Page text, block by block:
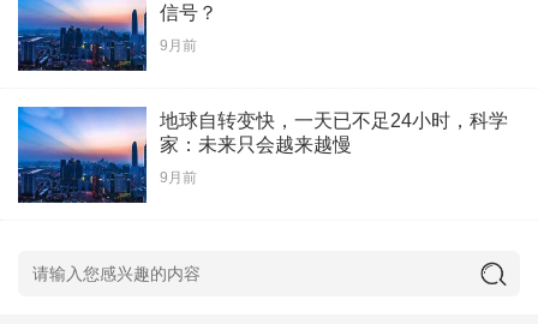
信号？
9月前
地球自转变快，一天已不足24小时，科学
家：未来只会越来越慢
9月前